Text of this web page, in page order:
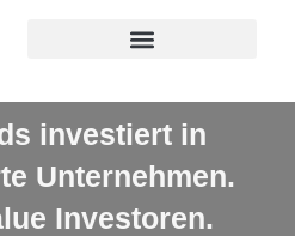
investiert in
Unternehmen.
Investoren.